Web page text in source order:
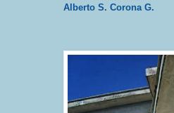
Alberto S. Corona G.